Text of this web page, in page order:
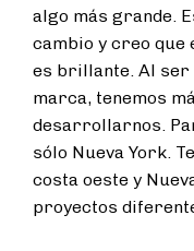
algo más grande.
cambio y creo que
es brillante. Al ser
marca, tenemos
desarrollarnos.
sólo Nueva York.
costa oeste y
proyectos